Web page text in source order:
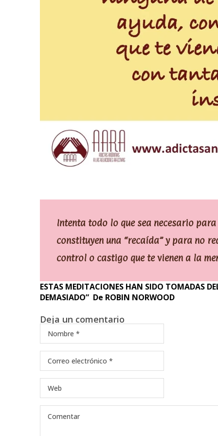
Intenta todo lo que sea necesario
constituyen una “recaída” y para no
control o castigo que te vienen a la
ESTAS MEDITACIONES HAN SIDO TOMADAS
DEMASIADO” De ROBIN NORWOOD
Deja un comentario